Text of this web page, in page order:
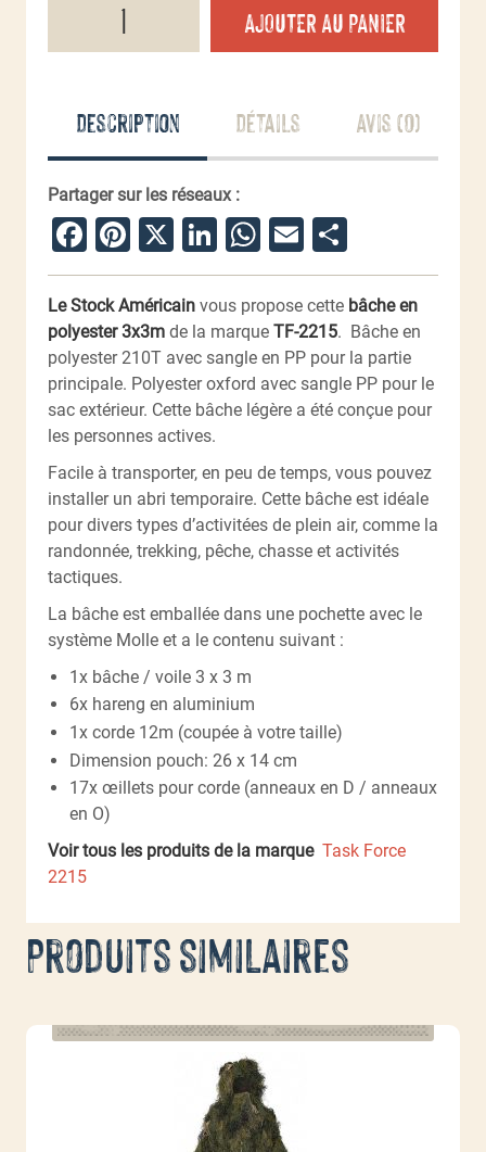
3
AJOUTER AU PANIER
Description Détails Avis (0)
Partager sur les réseaux :
Facebook
Pinterest
X LinkedIn
WhatsApp
Email
Le Stock Américain vous propose cette bâche en
polyester 3x3m de la marque TF-2215. Bâche en
polyester 210T avec sangle en PP pour la partie
principale. Polyester oxford avec sangle PP pour le
sac extérieur. Cette bâche légère a été conçue pour
les personnes actives.
Facile à transporter, en peu de temps, vous pouvez
installer un abri temporaire. Cette bâche est idéale
pour divers types d’activitées de plein air, comme la
randonnée, trekking, pêche, chasse et activités
tactiques.
La bâche est emballée dans une pochette avec le
système Molle et a le contenu suivant :
1x bâche / voile 3 x 3 m
6x hareng en aluminium
1x corde 12m (coupée à votre taille)
Dimension pouch: 26 x 14 cm
17x œillets pour corde (anneaux en D / anneaux
en O)
Voir tous les produits de la marque Task Force
2215
Produits similaires